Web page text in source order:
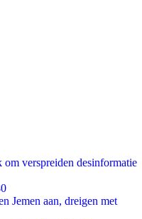
verspreiden desinformatie
Jemen aan, dreigen met